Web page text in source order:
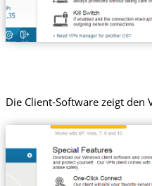
Die Client-Software zeigt den